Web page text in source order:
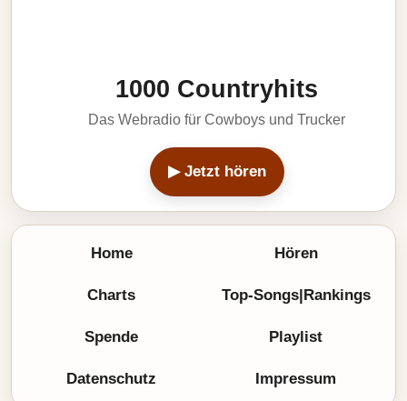
1000 Countryhits
Das Webradio für Cowboys und Trucker
▶ Jetzt hören
Home Hören
Charts Top-Songs|Rankings
Spende Playlist
Datenschutz Impressum